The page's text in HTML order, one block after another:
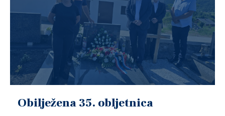
Obilježena 35. obljetnica